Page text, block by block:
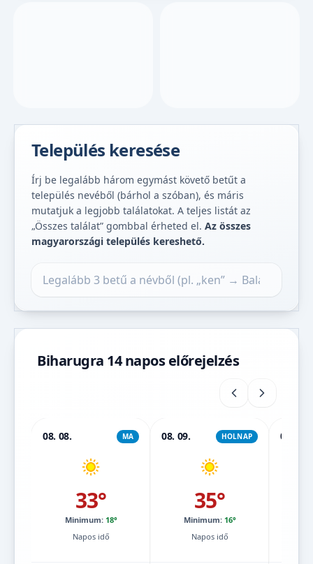
Település keresése
Írj be legalább három egymást követő betűt a
település nevéből (bárhol a szóban), és máris
mutatjuk a legjobb találatokat. A teljes listát az
„Összes találat” gombbal érheted el. Az összes
magyarországi település kereshető.
Biharugra 14 napos előrejelzés
08. 08. MA
33°
Minimum: 18°
Napos idő
08. 09. HOLNAP
35°
Minimum: 16°
Napos idő
08. 10.